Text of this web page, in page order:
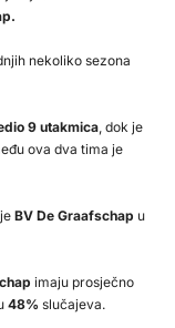
nekoliko sezona
9 utakmica, dok je
ova dva tima je
BV De Graafschap u
imaju prosječno
48% slučajeva.